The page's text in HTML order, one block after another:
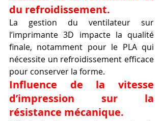
du refroidissement.
La gestion du ventilateur sur
l’imprimante 3D impacte la qualité
finale, notamment pour le PLA qui
nécessite un refroidissement efficace
pour conserver la forme.
Influence de la vitesse
d’impression sur la
résistance mécanique.